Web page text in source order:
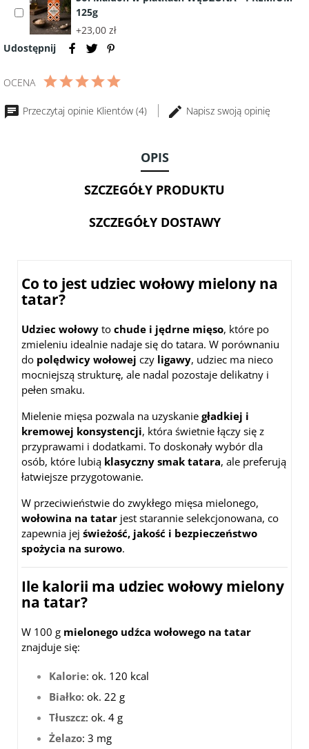
Oliwek
LUGLIO
1
-
Select
accessory
Sól
Maldon
płatkach
-
125g
+23,00 zł
Udostępnij
OCENA
Przeczytaj opinie Klientów (4) Napisz swoją opinię
OPIS
SZCZEGÓŁY PRODUKTU
SZCZEGÓŁY DOSTAWY
Co to jest udziec wołowy mielony na
tatar?
Udziec wołowy to chude i jędrne mięso, które po
zmieleniu idealnie nadaje się do tatara. W porównaniu
do polędwicy wołowej czy ligawy, udziec ma nieco
mocniejszą strukturę, ale nadal pozostaje delikatny i
pełen smaku.
Mielenie mięsa pozwala na uzyskanie gładkiej i
kremowej konsystencji, która świetnie łączy się z
przyprawami i dodatkami. To doskonały wybór dla
osób, które lubią klasyczny smak tatara, ale preferują
łatwiejsze przygotowanie.
W przeciwieństwie do zwykłego mięsa mielonego,
wołowina na tatar jest starannie selekcjonowana, co
zapewnia jej świeżość, jakość i bezpieczeństwo
spożycia na surowo.
Ile kalorii ma udziec wołowy mielony
na tatar?
W 100 g mielonego udźca wołowego na tatar
znajduje się:
Kalorie: ok. 120 kcal
Białko: ok. 22 g
Tłuszcz: ok. 4 g
Żelazo: 3 mg